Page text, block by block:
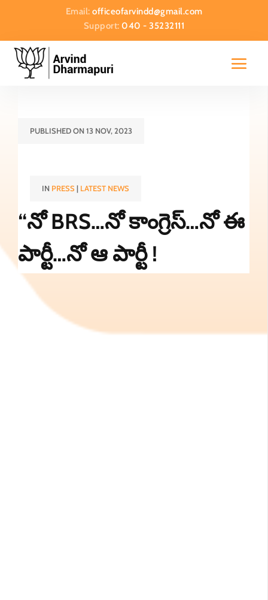
Email: officeofarvindd@gmail.com
Support:040 - 35232111
PUBLISHED ON 13 NOV, 2023
IN PRESS| LATEST NEWS
“నో BRS…నో కాంగ్రెస్…నో ఈ
పార్టీ…నో ఆ పార్టీ !